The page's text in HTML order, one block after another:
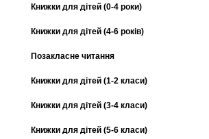
Книжки для дітей (0-4 роки)
Книжки для дітей (4-6 років)
Позакласне читання
Книжки для дітей (1-2 класи)
Книжки для дітей (3-4 класи)
Книжки для дітей (5-6 класи)